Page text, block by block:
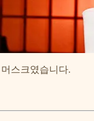
스크였습니다.